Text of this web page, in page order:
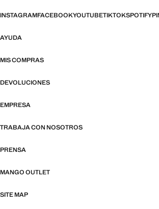
INSTAGRAMFACEBOOKYOUTUBETIKTOKSPOTIFY
AYUDA
MIS COMPRAS
DEVOLUCIONES
EMPRESA
TRABAJA CON NOSOTROS
PRENSA
MANGO OUTLET
SITE MAP